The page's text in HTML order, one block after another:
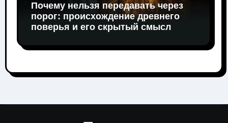
Почему нельзя передавать через
порог: происхождение древнего
поверья и его скрытый смысл